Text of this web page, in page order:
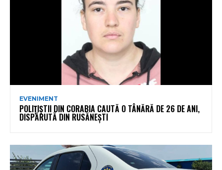
EVENIMENT
POLIȚIȘTII DIN CORABIA CAUTĂ O TÂNĂRĂ DE 26 DE ANI,
DISPĂRUTĂ DIN RUSĂNEȘTI